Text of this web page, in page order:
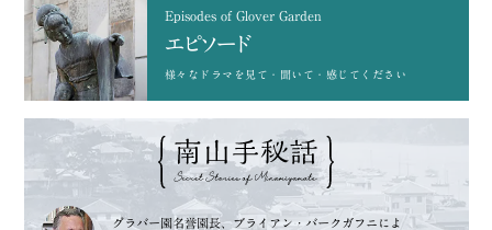
Episodes of Glover Garden
エピソード
様々なドラマを 見て・聞いて・感じてください
グラバー園名誉園長、ブライアン・バークガフニによ